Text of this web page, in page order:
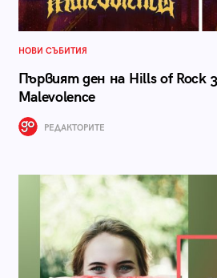
НОВИ СЪБИТИЯ
Първият ден на Hills of Rock
Malevolence
РЕДАКТОРИТЕ